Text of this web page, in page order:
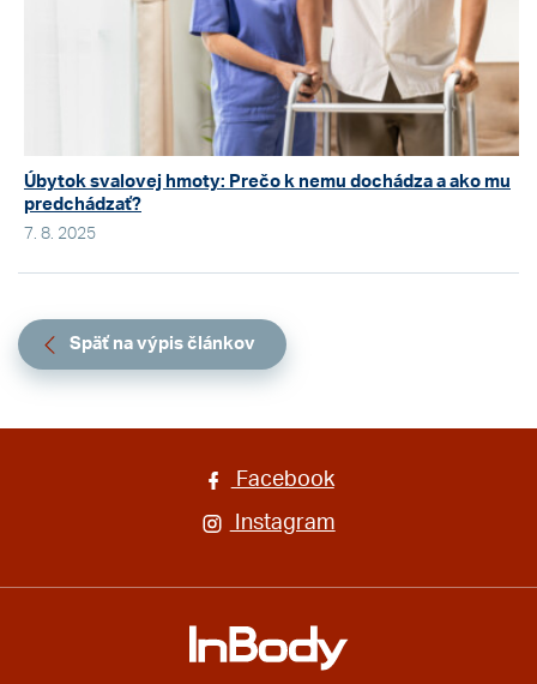
Úbytok svalovej hmoty: Prečo k nemu dochádza a ako mu
predchádzať?
7. 8. 2025
Späť na výpis článkov
Facebook
Instagram